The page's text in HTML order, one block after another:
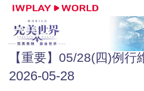
【重要】05/28(四)例行
2026-05-28